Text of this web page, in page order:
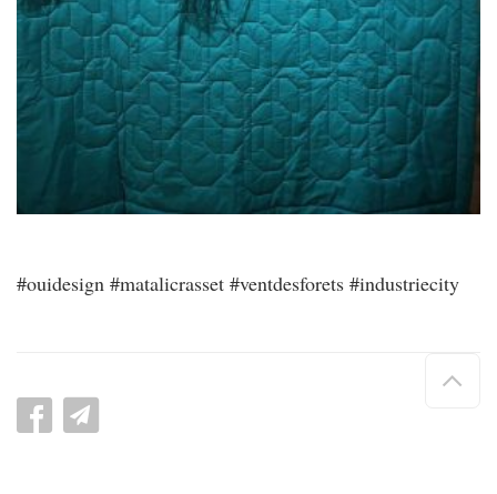
#ouidesign #matalicrasset #ventdesforets #industriecity
de